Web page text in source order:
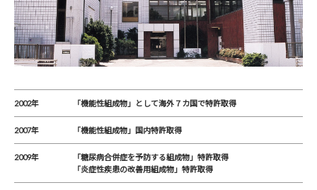
2002年 「機能性組成物」として海外７カ国で特許取得
2007年 「機能性組成物」国内特許取得
2009年
「糖尿病合併症を予防する組成物」特許取得
「炎症性疾患の改善用組成物」特許取得